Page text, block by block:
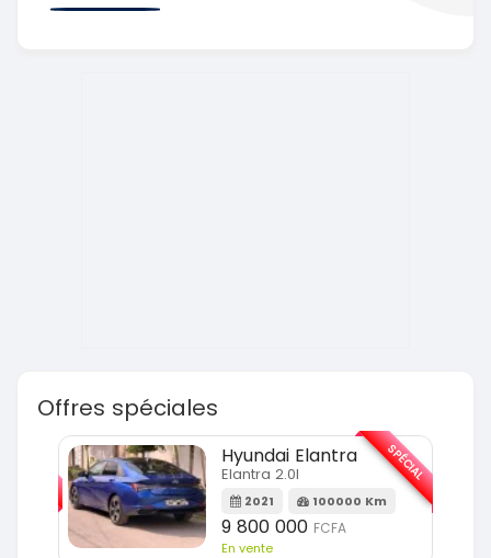
Offres spéciales
Hyundai Elantra
Elantra 2.0l
2021 100000 Km
9 800 000 FCFA
En vente
SPÉCIAL